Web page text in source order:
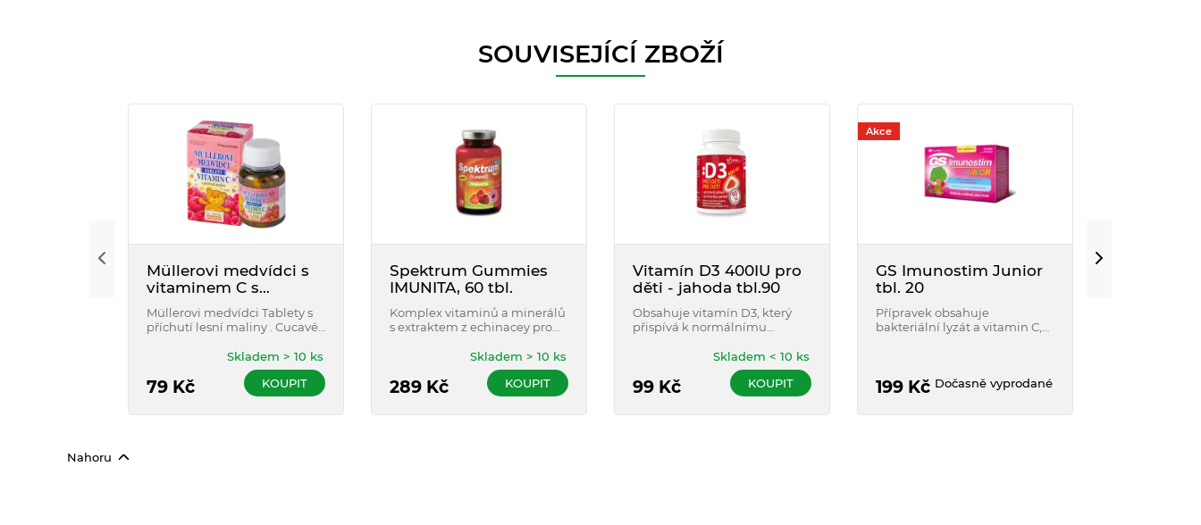
SOUVISEJÍCÍ ZBOŽÍ
Müllerovi medvídci s
vitaminem C s
příchutí maliny 45 tbl
Müllerovi medvídci Tablety s
příchutí lesní maliny . Cucavé
vitaminem C. Vhodné pro děti
79Kč
Skladem > 10 ks
KOUPIT
Spektrum Gummies
IMUNITA, 60 tbl.
Komplex vitaminů a minerálů
s extraktem z echinacey pro
doporučených dávkách již ve 2
gummies denně a mixu
ovocných příchutí.
289Kč
Skladem > 10 ks
KOUPIT
Vitamín D3 400IU pro
děti - jahoda tbl.90
Obsahuje vitamín D3, který
přispívá k normálnímu
a fosforu, k udržení
normálního stavu kostí a
zubů, k činnosti svalů a k
normální funkci imunitního
systému.
99Kč
Skladem < 10 ks
KOUPIT
Akce
GS Imunostim Junior
tbl. 20
Přípravek obsahuje
bakteriální lyzát a vitamin C,
199Kč Dočasně vyprodané
Nahoru